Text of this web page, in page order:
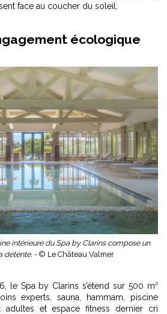
face au coucher du soleil.
écologique
intérieure du Spa by Clarins compose un
détente. - © Le Château Valmer
le Spa by Clarins s’étend sur 500 m²
experts, sauna, hammam, piscine
adultes et espace fitness dernier cri